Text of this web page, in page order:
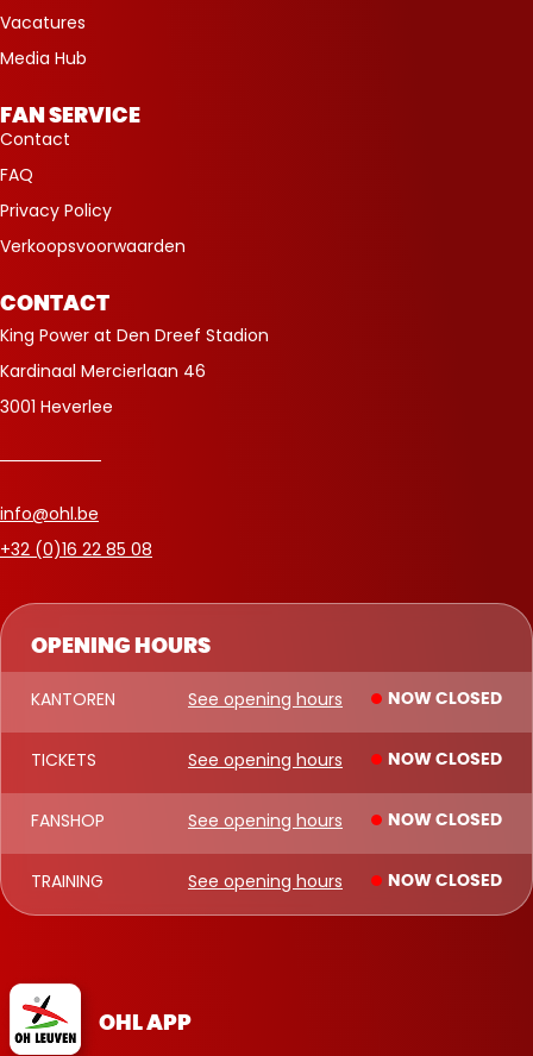
OPENING HOURS
KANTOREN See opening hours NOW CLOSED
TICKETS See opening hours NOW CLOSED
FANSHOP See opening hours NOW CLOSED
TRAINING See opening hours NOW CLOSED
Vacatures
Media Hub
FAN SERVICE
Contact
FAQ
Privacy Policy
Verkoopsvoorwaarden
CONTACT
King Power at Den Dreef Stadion
Kardinaal Mercierlaan 46
3001 Heverlee
info@ohl.be
+32 (0)16 22 85 08
OHL APP